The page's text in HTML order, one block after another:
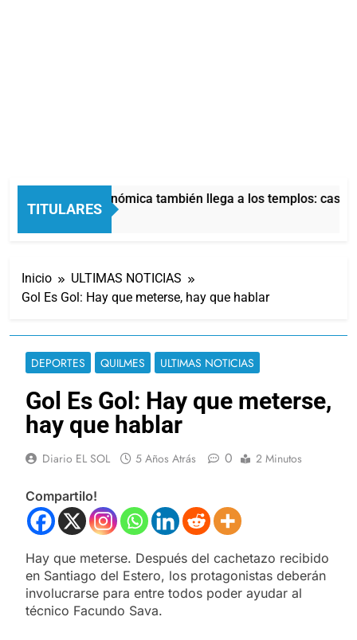
TITULARES
La crisis económica también llega a los templos: casi
5 Horas Atrás
Inicio
ULTIMAS NOTICIAS
Gol Es Gol: Hay que meterse, hay que hablar
DEPORTES QUILMES ULTIMAS NOTICIAS
Gol Es Gol: Hay que meterse,
hay que hablar
Diario EL SOL 5 Años Atrás 0 2 Minutos
Compartilo!
Hay que meterse. Después del cachetazo recibido
en Santiago del Estero, los protagonistas deberán
involucrarse para entre todos poder ayudar al
técnico Facundo Sava.